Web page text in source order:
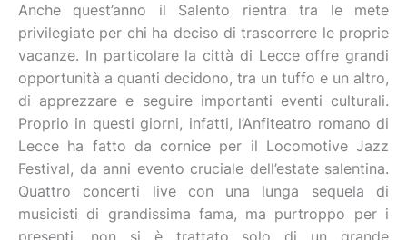
Anche quest’anno il Salento rientra tra le mete
privilegiate per chi ha deciso di trascorrere le proprie
vacanze. In particolare la città di Lecce offre grandi
opportunità a quanti decidono, tra un tuffo e un altro,
di apprezzare e seguire importanti eventi culturali.
Proprio in questi giorni, infatti, l’Anfiteatro romano di
Lecce ha fatto da cornice per il Locomotive Jazz
Festival, da anni evento cruciale dell’estate salentina.
Quattro concerti live con una lunga sequela di
musicisti di grandissima fama, ma purtroppo per i